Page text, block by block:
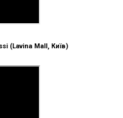
(Lavina Mall, Київ)